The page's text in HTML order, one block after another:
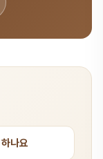
나요